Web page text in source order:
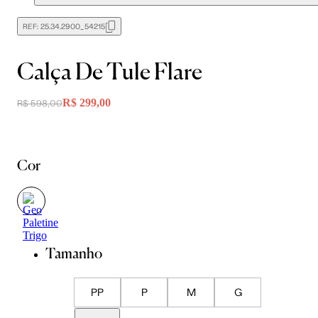
REF: 25.34.2900_54215
Calça De Tule Flare
R$ 598,00R$ 299,00
Cor
Tamanho
PP P M G